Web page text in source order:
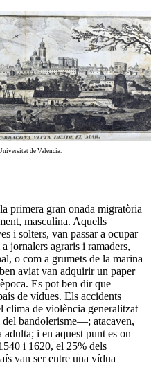
de València.
primera gran onada migratòria
masculina. Aquells
i solters, van passar a ocupar
jornalers agraris i ramaders,
o com a grumets de la marina
aviat van adquirir un paper
Es pot ben dir que
de vídues. Els accidents
clima de violència generalitzat
bandolerisme—; atacaven,
i en aquest punt es on
i 1620, el 25% dels
van ser entre una vídua